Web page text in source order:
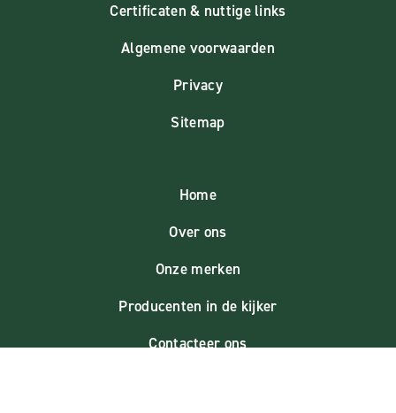
Certificaten & nuttige links
Algemene voorwaarden
Privacy
Sitemap
Home
Over ons
Onze merken
Producenten in de kijker
Contacteer ons